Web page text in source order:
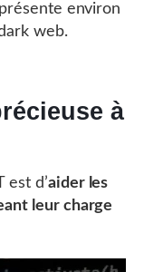
environ
web.
à
est d’aider les
leur charge